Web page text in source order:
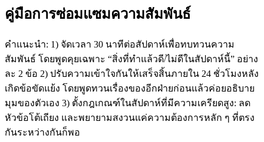
คู่มือการซ่อมแซมความสัมพันธ์
คำแนะนำ: 1) จัดเวลา 30 นาทีต่อสัปดาห์เพื่อทบทวนความ
สัมพันธ์ โดยพูดคุยเฉพาะ “สิ่งที่ทำแล้วดี/ไม่ดีในสัปดาห์นี้” อย่าง
ละ 2 ข้อ 2) ปรับความเข้าใจกันให้เสร็จสิ้นภายใน 24 ชั่วโมงหลัง
เกิดข้อขัดแย้ง โดยพูดทวนเรื่องของอีกฝ่ายก่อนแล้วค่อยอธิบาย
มุมของตัวเอง 3) ตั้งกฎเกณฑ์ในสัปดาห์ที่มีความเครียดสูง: ลด
หัวข้อโต้เถียง และพยายามสงวนแค่ความต้องการหลัก ๆ ที่ตรง
กันระหว่างกันก็พอ